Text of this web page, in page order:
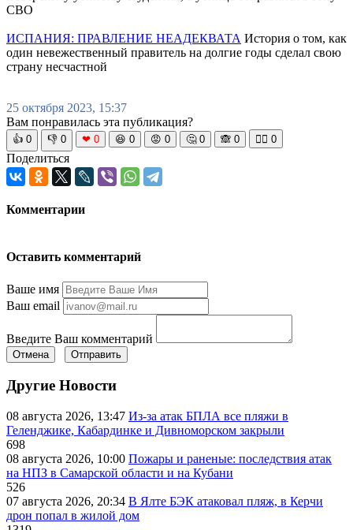
СВО
ИСПАНИЯ: ПРАВЛЕНИЕ НЕАДЕКВАТА История о том, как
один невежественный правитель на долгие годы сделал свою
страну несчастной
25 октября 2023, 15:37
Вам понравилась эта публикация?
👍 0 👎 0 ❤ 0 😆 0 😡 0 🤔 0 🙈 0 🧘‍♀️ 0
Поделиться
Комментарии
Оставить комментарий
Ваше имя
Ваш email
Введите Ваш комментарий
Отмена Отправить
Другие Новости
08 августа 2026, 13:47 Из-за атак БПЛА все пляжи в
Геленджике, Кабардинке и Дивноморском закрыли
698
08 августа 2026, 10:00 Пожары и раненые: последствия атак
на НПЗ в Самарской области и на Кубани
526
07 августа 2026, 20:34 В Ялте БЭК атаковал пляж, в Керчи
дрон попал в жилой дом